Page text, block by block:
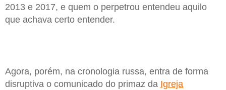
2013 e 2017, e quem o perpetrou entendeu aquilo
que achava certo entender.
Agora, porém, na cronologia russa, entra de forma
disruptiva o comunicado do primaz da Igreja